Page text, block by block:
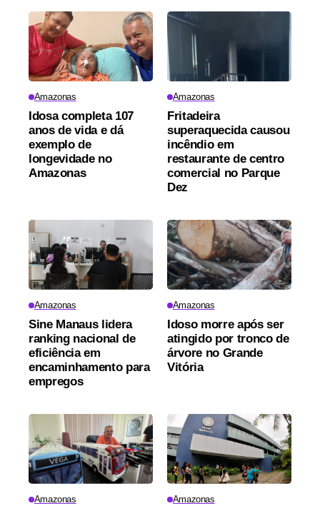
Amazonas
Idosa completa 107
anos de vida e dá
exemplo de
longevidade no
Amazonas
Amazonas
Fritadeira
superaquecida causou
incêndio em
restaurante de centro
comercial no Parque
Dez
Amazonas
Sine Manaus lidera
ranking nacional de
eficiência em
encaminhamento para
empregos
Amazonas
Idoso morre após ser
atingido por tronco de
árvore no Grande
Vitória
Amazonas Amazonas